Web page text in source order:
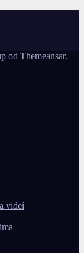
od Themeansar.
videí